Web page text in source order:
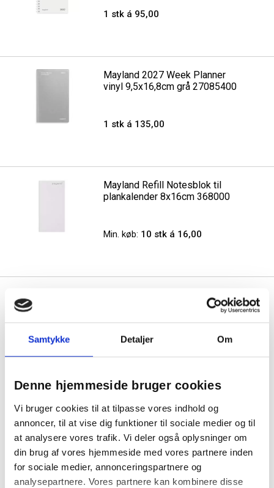
Samtykke Detaljer Om
Denne hjemmeside bruger cookies
Vi bruger cookies til at tilpasse vores indhold og
annoncer, til at vise dig funktioner til sociale medier og til
at analysere vores trafik. Vi deler også oplysninger om
din brug af vores hjemmeside med vores partnere inden
for sociale medier, annonceringspartnere og
analysepartnere. Vores partnere kan kombinere disse
1 stk á 95,00
Mayland 2027 Week Planner
vinyl 9,5x16,8cm grå 27085400
1 stk á 135,00
Mayland Refill Notesblok til
plankalender 8x16cm 368000
Min. køb: 10 stk á 16,00
Se også vores udvalg af bordkalendere,
vægkalendereogugekalendere
1